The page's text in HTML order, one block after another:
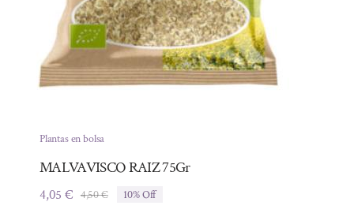
Plantas en bolsa
MALVAVISCO RAIZ 75Gr
4,50€El
4,05€
El
10% Off